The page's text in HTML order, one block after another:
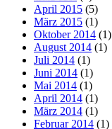
April 2015 (5)
März 2015 (1)
Oktober 2014 (1)
August 2014 (1)
Juli 2014 (1)
Juni 2014 (1)
Mai 2014 (1)
April 2014 (1)
März 2014 (1)
Februar 2014 (1)